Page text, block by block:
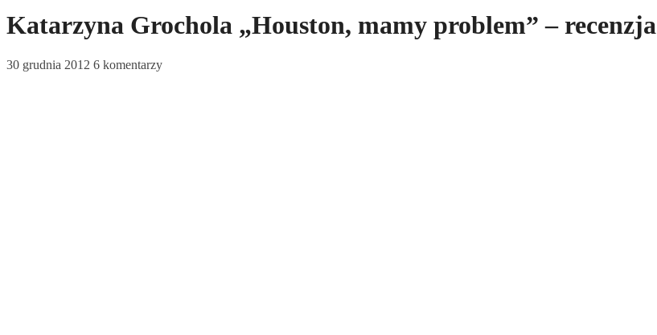
Katarzyna Grochola „Houston, mamy problem” – recenzja
30 grudnia 2012 6 komentarzy